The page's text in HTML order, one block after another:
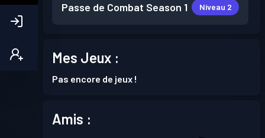
Passe de Combat Season 1 Niveau 2
Mes Jeux :
Pas encore de jeux !
Amis :